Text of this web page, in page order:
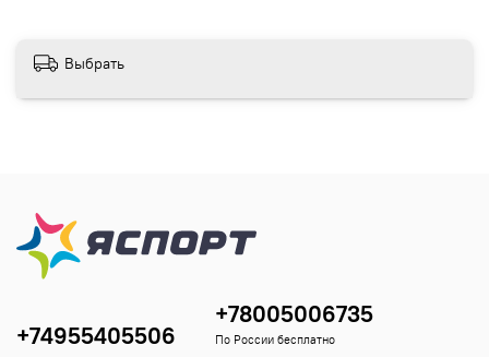
Выбрать
+74955405506
+78005006735
По России бесплатно